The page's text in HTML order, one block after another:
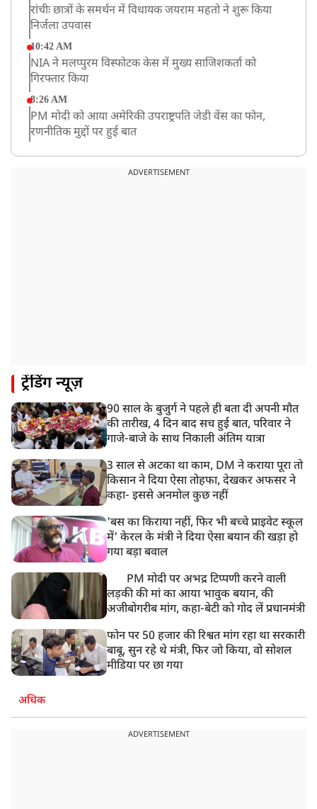
रांचीः छात्रों के समर्थन में विधायक जयराम महतो ने शुरू किया
निर्जला उपवास
10:42 AM
NIA ने मलप्पुरम विस्फोटक केस में मुख्य साजिशकर्ता को
गिरफ्तार किया
8:26 AM
PM मोदी को आया अमेरिकी उपराष्ट्रपति जेडी वेंस का फोन,
रणनीतिक मुद्दों पर हुई बात
रांची: छात्रों और झारखंड सरकार के बीच आज होगी तीसरे दौर
ADVERTISEMENT
ट्रेंडिंग न्यूज़
90 साल के बुजुर्ग ने पहले ही बता दी अपनी मौत
की तारीख, 4 दिन बाद सच हुई बात, परिवार ने
गाजे-बाजे के साथ निकाली अंतिम यात्रा
3 साल से अटका था काम, DM ने कराया पूरा तो
किसान ने दिया ऐसा तोहफा, देखकर अफसर ने
कहा- इससे अनमोल कुछ नहीं
'बस का किराया नहीं, फिर भी बच्चे प्राइवेट स्कूल
में' केरल के मंत्री ने दिया ऐसा बयान की खड़ा हो
गया बड़ा बवाल
PM मोदी पर अभद्र टिप्पणी करने वाली
लड़की की मां का आया भावुक बयान, की
अजीबोगरीब मांग, कहा-बेटी को गोद लें प्रधानमंत्री
फोन पर 50 हजार की रिश्वत मांग रहा था सरकारी
बाबू, सुन रहे थे मंत्री, फिर जो किया, वो सोशल
मीडिया पर छा गया
अधिक
ADVERTISEMENT